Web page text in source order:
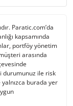
Paratic.com’da
kapsamında
portföy yönetim
arasında
durumunuz ile risk
burada yer